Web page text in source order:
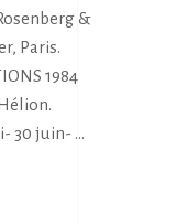
&
Paris.
1984
30 juin-